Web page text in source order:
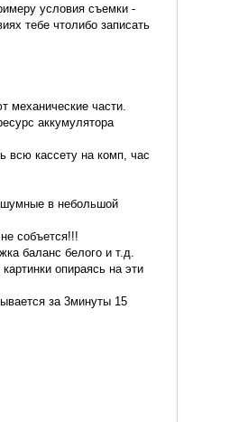
условия съемки -
тебе чтолибо записать
механические части.
аккумулятора
всю кассету на комп, час
шумные в небольшой
собъется!!!
баланс белого и т.д.
опираясь на эти
за 3минуты 15